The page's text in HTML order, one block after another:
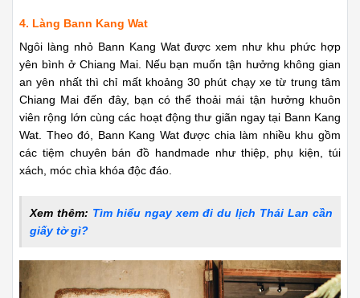
4. Làng Bann Kang Wat
Ngôi làng nhỏ Bann Kang Wat được xem như khu phức hợp
yên bình ở Chiang Mai. Nếu bạn muốn tận hưởng không gian
an yên nhất thì chỉ mất khoảng 30 phút chạy xe từ trung tâm
Chiang Mai đến đây, bạn có thể thoải mái tận hưởng khuôn
viên rộng lớn cùng các hoạt động thư giãn ngay tại Bann Kang
Wat. Theo đó, Bann Kang Wat được chia làm nhiều khu gồm
các tiệm chuyên bán đồ handmade như thiệp, phụ kiện, túi
xách, móc chìa khóa độc đáo.
Xem thêm: Tìm hiểu ngay xem đi du lịch Thái Lan cần
giấy tờ gì?